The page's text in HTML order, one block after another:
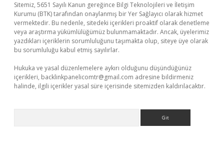
Sitemiz, 5651 Sayılı Kanun gereğince Bilgi Teknolojileri ve İletişim
Kurumu (BTK) tarafından onaylanmış bir Yer Sağlayıcı olarak hizmet
vermektedir. Bu nedenle, sitedeki içerikleri proaktif olarak denetleme
veya araştırma yükümlülüğümüz bulunmamaktadır. Ancak, üyelerimiz
yazdıkları içeriklerin sorumluluğunu taşımakta olup, siteye üye olarak
bu sorumluluğu kabul etmiş sayılırlar.
Hukuka ve yasal düzenlemelere aykırı olduğunu düşündüğünüz
içerikleri, backlinkpanelicomtr@gmail.com adresine bildirmeniz
halinde, ilgili içerikler yasal süre içerisinde sitemizden kaldırılacaktır.